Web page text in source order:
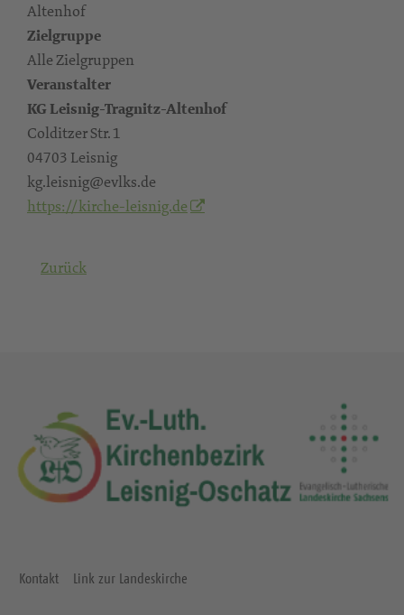
Altenhof
Zielgruppe
Alle Zielgruppen
Veranstalter
KG Leisnig-Tragnitz-Altenhof
Colditzer Str. 1
04703 Leisnig
kg.leisnig@evlks.de
https://kirche-leisnig.de
Zurück
Kontakt Link zur Landeskirche